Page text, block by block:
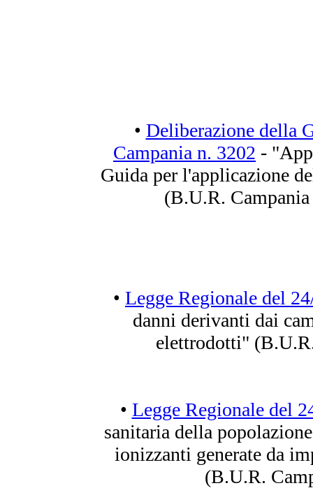
• Deliberazione della
Campania n. 3202 -
Guida per l'applicazione
(B.U.R.
• Legge Regionale del
danni derivanti dai
elettrodotti"
• Legge Regionale del
sanitaria della
ionizzanti generate da
(B.U.R.